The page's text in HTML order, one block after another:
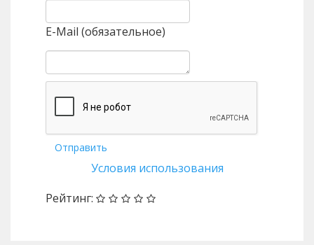
E-Mail (обязательное)
Отправить
Условия использования
Рейтинг: